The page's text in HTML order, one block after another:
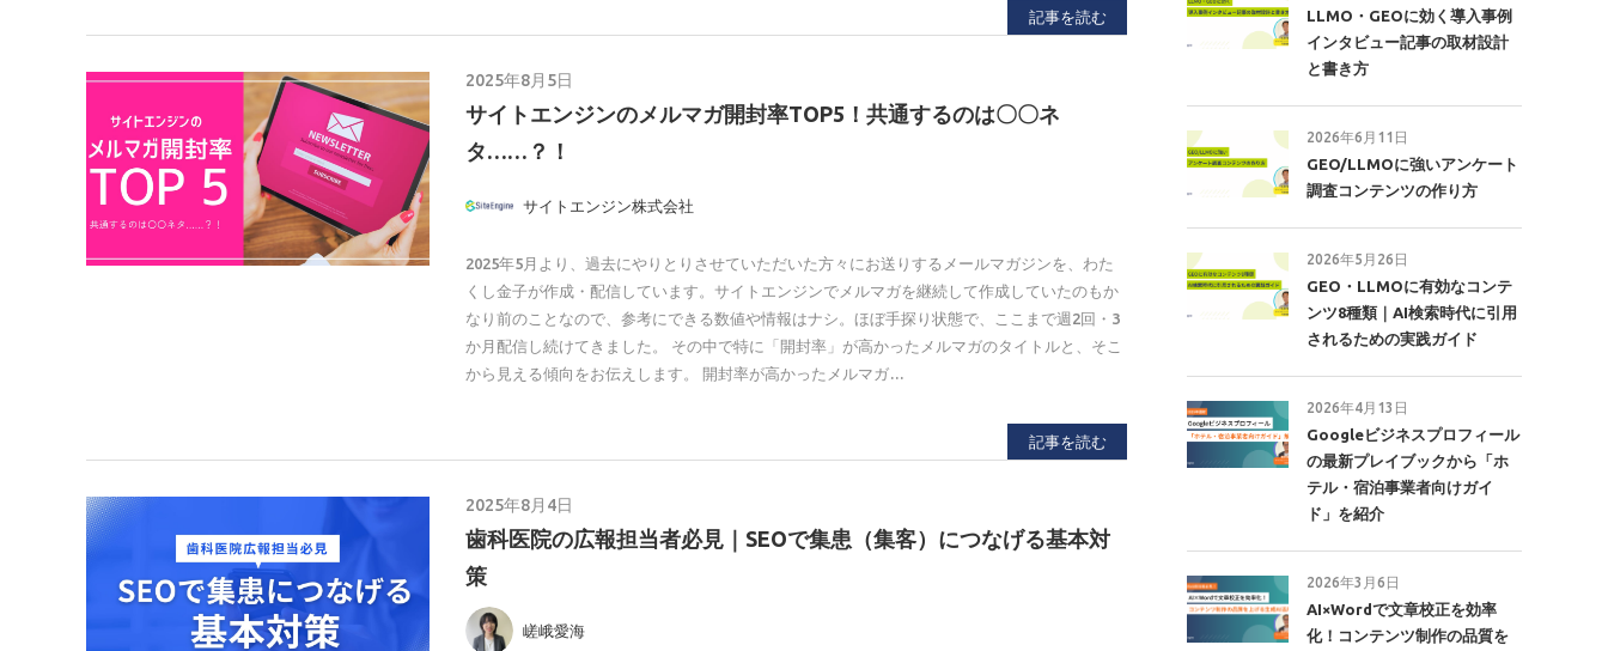
記事を読む
2025年8月5日
サイトエンジンのメルマガ開封率TOP5！共通するのは〇〇ネ
タ……？！
サイトエンジン株式会社
2025年5月より、過去にやりとりさせていただいた方々にお送りするメールマガジンを、わた
くし金子が作成・配信しています。サイトエンジンでメルマガを継続して作成していたのもか
なり前のことなので、参考にできる数値や情報はナシ。ほぼ手探り状態で、ここまで週2回・3
か月配信し続けてきました。 その中で特に「開封率」が高かったメルマガのタイトルと、そこ
から見える傾向をお伝えします。 開封率が高かったメルマガ…
記事を読む
2025年8月4日
歯科医院の広報担当者必見｜SEOで集患（集客）につなげる基本対
策
嵯峨愛海
LLMO・GEOに効く導入事例
インタビュー記事の取材設計
と書き方
2026年6月11日
GEO/LLMOに強いアンケート
調査コンテンツの作り方
2026年5月26日
GEO・LLMOに有効なコンテ
ンツ8種類｜AI検索時代に引用
されるための実践ガイド
2026年4月13日
Googleビジネスプロフィール
の最新プレイブックから「ホ
テル・宿泊事業者向けガイ
ド」を紹介
2026年3月6日
AI×Wordで文章校正を効率
化！コンテンツ制作の品質を